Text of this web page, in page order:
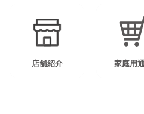
店舗紹介 家庭用